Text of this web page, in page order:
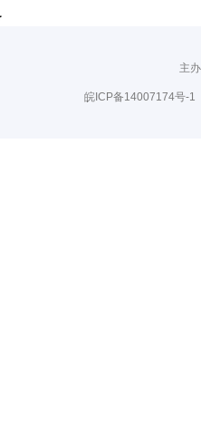
主
皖ICP备14007174号-1